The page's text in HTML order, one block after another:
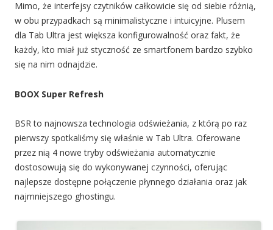
Mimo, że interfejsy czytników całkowicie się od siebie różnią,
w obu przypadkach są minimalistyczne i intuicyjne. Plusem
dla Tab Ultra jest większa konfigurowalność oraz fakt, że
każdy, kto miał już styczność ze smartfonem bardzo szybko
się na nim odnajdzie.
BOOX Super Refresh
BSR to najnowsza technologia odświeżania, z którą po raz
pierwszy spotkaliśmy się właśnie w Tab Ultra. Oferowane
przez nią 4 nowe tryby odświeżania automatycznie
dostosowują się do wykonywanej czynności, oferując
najlepsze dostępne połączenie płynnego działania oraz jak
najmniejszego ghostingu.